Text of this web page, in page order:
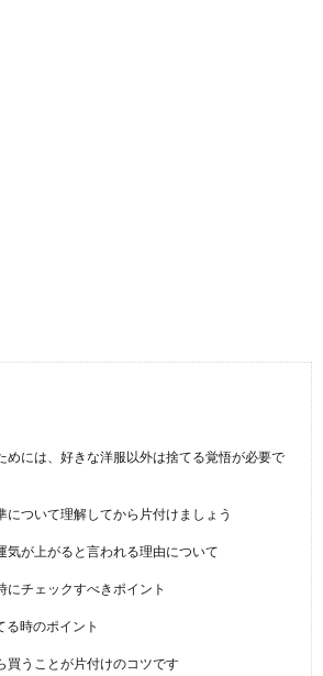
て掃除方法も変わります
き？ヤニ掃除の方法
らいいのでしょうか？ できるだけヤニを落としたいけ...
便器の黒ずみに効果のある洗剤とそれを使
めには、好きな洋服以外は捨てる覚悟が必要で
について理解してから片付けましょう
気が上がると言われる理由について
にチェックすべきポイント
る時のポイント
買うことが片付けのコツです